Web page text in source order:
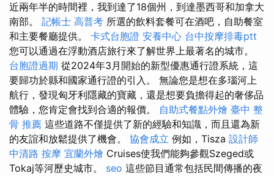
近兩年半的時間裡，我到達了18個州，到達墨西哥和加拿大
南部。 記帳士 高普考 所選的飲料套餐可在酒吧，自助餐室
和主要餐廳提供。 卡式台胞證 安養中心 台中按摩排毒ptt
您可以通過在浮動酒店旅行來了解世界上最著名的城市。
台胞證過期 從2024年3月開始的新型優惠通行證系統，這
要歸功於縣和國家通行證的引入。 無論您是想在多瑙河上
航行，發現匈牙利隱藏的寶藏，還是想要負擔得起的奢侈品
體驗，您肯定會找到合適的報價。 自助式餐點外燴 臺中 整
骨 推薦 這些道路不僅提供了新的經驗和知識，而且還為新
的友誼和放鬆提供了機會。 協會成立 例如，Tisza 設計師
中清路 按摩 宜蘭外燴 Cruises使我們能夠參觀Szeged或
Tokaj等河歷史城市。 seo 這些節目通常包括民間傳播的夜